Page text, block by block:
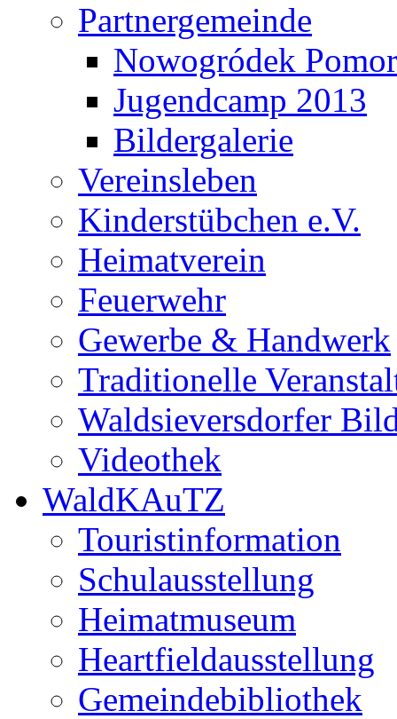
Partnergemeinde
Nowogródek
Jugendcamp 2013
Bildergalerie
Vereinsleben
Kinderstübchen e.V.
Heimatverein
Feuerwehr
Gewerbe & Handwerk
Traditionelle
Waldsieversdorfer
Videothek
WaldKAuTZ
Touristinformation
Schulausstellung
Heimatmuseum
Heartfieldausstellung
Gemeindebibliothek